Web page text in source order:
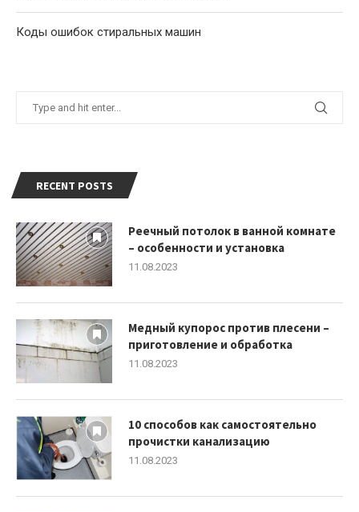
Коды ошибок стиральных машин
RECENT POSTS
Реечный потолок в ванной комнате
– особенности и установка
11.08.2023
Медный купорос против плесени –
приготовление и обработка
11.08.2023
10 способов как самостоятельно
прочистки канализацию
11.08.2023